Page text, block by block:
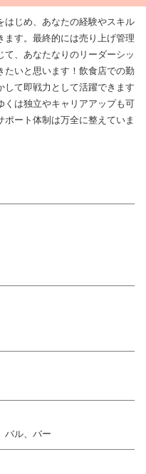
募集！店舗運営やマネジメント
・スキル向上など、さまざまな
分のやりたいことに思いきりチ
待遇をお約束！
ンテナンス会社として昭和38年
現在は不動産業、ホテル経営、
の多角的な経営方針で飲食の売
た、次の出店計画も始動してい
イミング！20～30代の若手の方
のキャリアアップが可能です。
待遇も充実◎安心して働ける会
はじめ、あなたの経験やスキル
す。最終的には売り上げ管理
、あなたなりのリーダーシッ
いと思います！飲食店での勤
て即戦力として活躍できます
くは独立やキャリアアップも可
ート体制は万全に整えていま
バル、バー